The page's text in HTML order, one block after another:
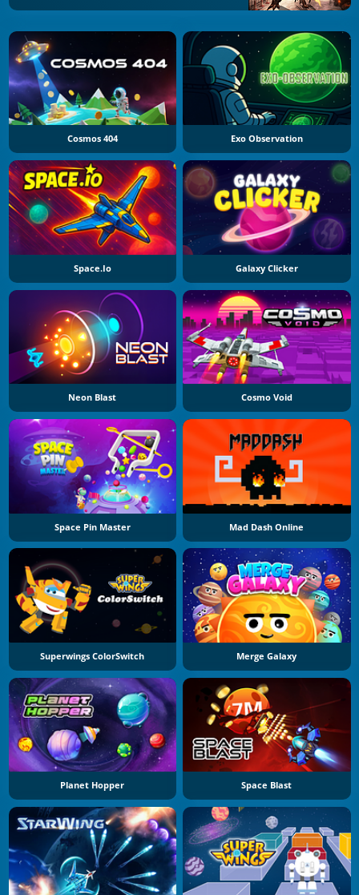
Cosmos 404 Exo Observation
Space.io Galaxy Clicker
Neon Blast Cosmo Void
Space Pin Master Mad Dash Online
Superwings ColorSwitch Merge Galaxy
Planet Hopper Space Blast